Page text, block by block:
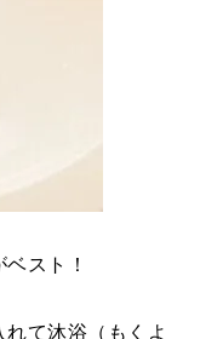
ベスト！
て沐浴 （もくよ